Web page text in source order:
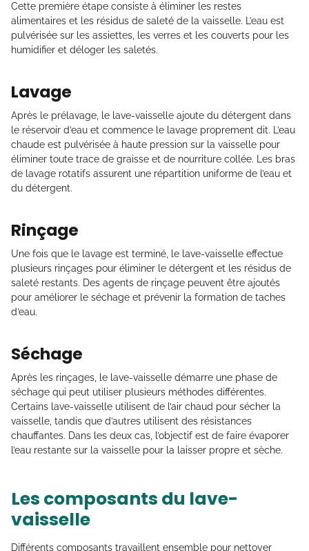
Cette première étape consiste à éliminer les restes
alimentaires et les résidus de saleté de la vaisselle. L’eau est
pulvérisée sur les assiettes, les verres et les couverts pour les
humidifier et déloger les saletés.
Lavage
Après le prélavage, le lave-vaisselle ajoute du détergent dans
le réservoir d’eau et commence le lavage proprement dit. L’eau
chaude est pulvérisée à haute pression sur la vaisselle pour
éliminer toute trace de graisse et de nourriture collée. Les bras
de lavage rotatifs assurent une répartition uniforme de l’eau et
du détergent.
Rinçage
Une fois que le lavage est terminé, le lave-vaisselle effectue
plusieurs rinçages pour éliminer le détergent et les résidus de
saleté restants. Des agents de rinçage peuvent être ajoutés
pour améliorer le séchage et prévenir la formation de taches
d’eau.
Séchage
Après les rinçages, le lave-vaisselle démarre une phase de
séchage qui peut utiliser plusieurs méthodes différentes.
Certains lave-vaisselle utilisent de l’air chaud pour sécher la
vaisselle, tandis que d’autres utilisent des résistances
chauffantes. Dans les deux cas, l’objectif est de faire évaporer
l’eau restante sur la vaisselle pour la laisser propre et sèche.
Les composants du lave-
vaisselle
Différents composants travaillent ensemble pour nettoyer